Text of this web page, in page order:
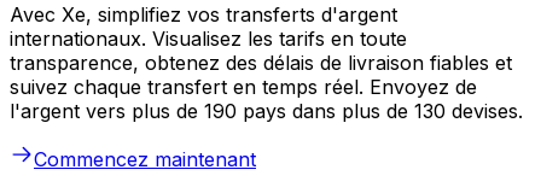
Avec Xe, simplifiez vos transferts d'argent
internationaux. Visualisez les tarifs en toute
transparence, obtenez des délais de livraison fiables et
suivez chaque transfert en temps réel. Envoyez de
l'argent vers plus de 190 pays dans plus de 130 devises.
Commencez maintenant